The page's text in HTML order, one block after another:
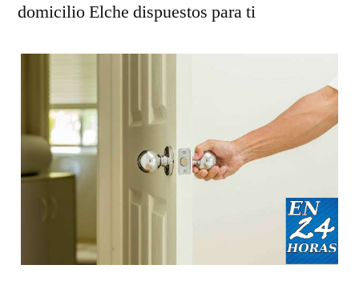
domicilio Elche dispuestos para ti